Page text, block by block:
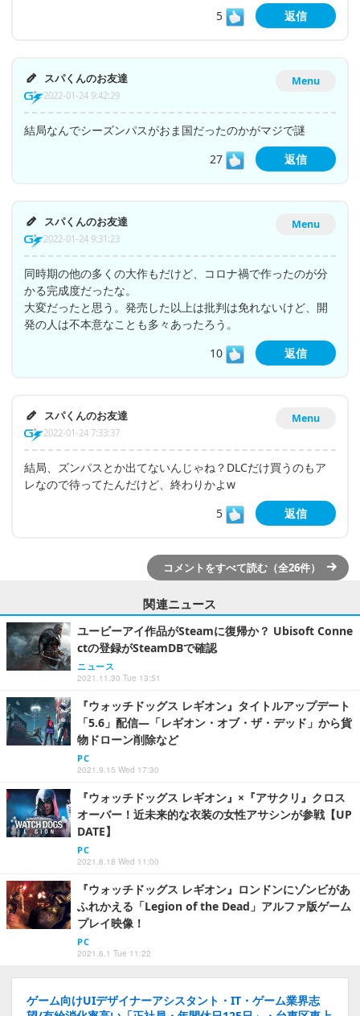
5 返信
Menu
スパくんのお友達
2022-01-24 9:42:29
結局なんでシーズンパスがおま国だったのかがマジで謎
27
返信
Menu
スパくんのお友達
2022-01-24 9:31:23
同時期の他の多くの大作もだけど、コロナ禍で作ったのが分
かる完成度だったな。
大変だったと思う。発売した以上は批判は免れないけど、開
発の人は不本意なことも多々あったろう。
10
返信
Menu
スパくんのお友達
2022-01-24 7:33:37
結局、ズンパスとか出てないんじゃね？DLCだけ買うのもア
レなので待ってたんだけど、終わりかよw
5
返信
コメントをすべて読む（全26件）
関連ニュース
ユービーアイ作品がSteamに復帰か？ Ubisoft Conne
ctの登録がSteamDBで確認
ニュース
2021.11.30 Tue 13:51
『ウォッチドッグス レギオン』タイトルアップデート
「5.6」配信―「レギオン・オブ・ザ・デッド」から貨
物ドローン削除など
PC
2021.9.15 Wed 17:30
『ウォッチドッグス レギオン』×『アサクリ』クロス
オーバー！近未来的な衣装の女性アサシンが参戦【UP
DATE】
PC
2021.8.18 Wed 11:00
『ウォッチドッグス レギオン』ロンドンにゾンビがあ
ふれかえる「Legion of the Dead」アルファ版ゲーム
プレイ映像！
PC
2021.6.1 Tue 11:22
ゲーム向けUIデザイナーアシスタント・IT・ゲーム業界志